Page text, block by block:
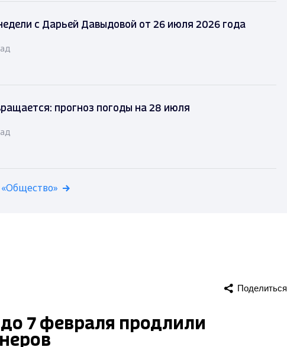
с Дарьей Давыдовой от 26 июля 2026 года
прогноз погоды на 28 июля
Поделиться
7 февраля продлили